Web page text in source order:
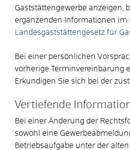
Gaststättengewerbe anzeigen,
ergänzenden Informationen im
Landesgaststättengesetz für
Bei einer persönlichen
vorherige Terminvereinbarung
Erkundigen Sie sich bei der
Vertiefende
Bei einer Änderung der
sowohl eine
Betriebsaufgabe unter der